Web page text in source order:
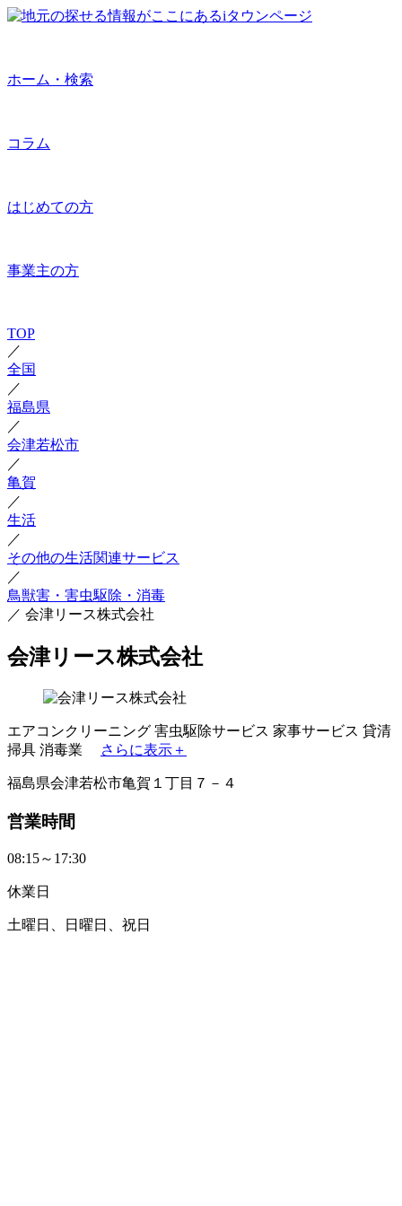
ホーム・検索
コラム
はじめての方
事業主の方
TOP
／
全国
／
福島県
／
会津若松市
／
亀賀
／
生活
／
その他の生活関連サービス
／
鳥獣害・害虫駆除・消毒
／ 会津リース株式会社
会津リース株式会社
エアコンクリーニング 害虫駆除サービス 家事サービス 貸清
掃具 消毒業 さらに表示＋
福島県会津若松市亀賀１丁目７－４
営業時間
08:15～17:30
休業日
土曜日、日曜日、祝日